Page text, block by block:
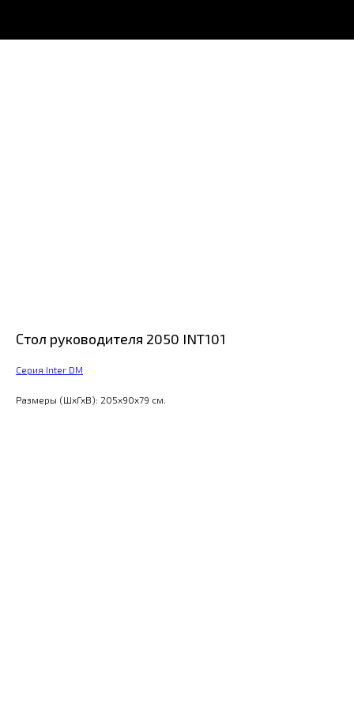
Стол руководителя 2050 INT101
Серия Inter DM
Размеры (ШхГхВ): 205x90x79 см.